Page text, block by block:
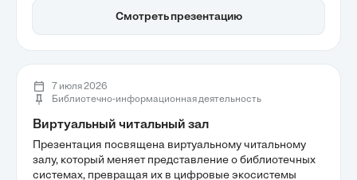
внимание уделяется различиям между ссылками и
списком литературы, что помогает понять, как
Смотреть презентацию
7 июля 2026
Библиотечно-информационная деятельность
Виртуальный читальный зал
Презентация посвящена виртуальному читальному
залу, который меняет представление о библиотечных
системах, превращая их в цифровые экосистемы